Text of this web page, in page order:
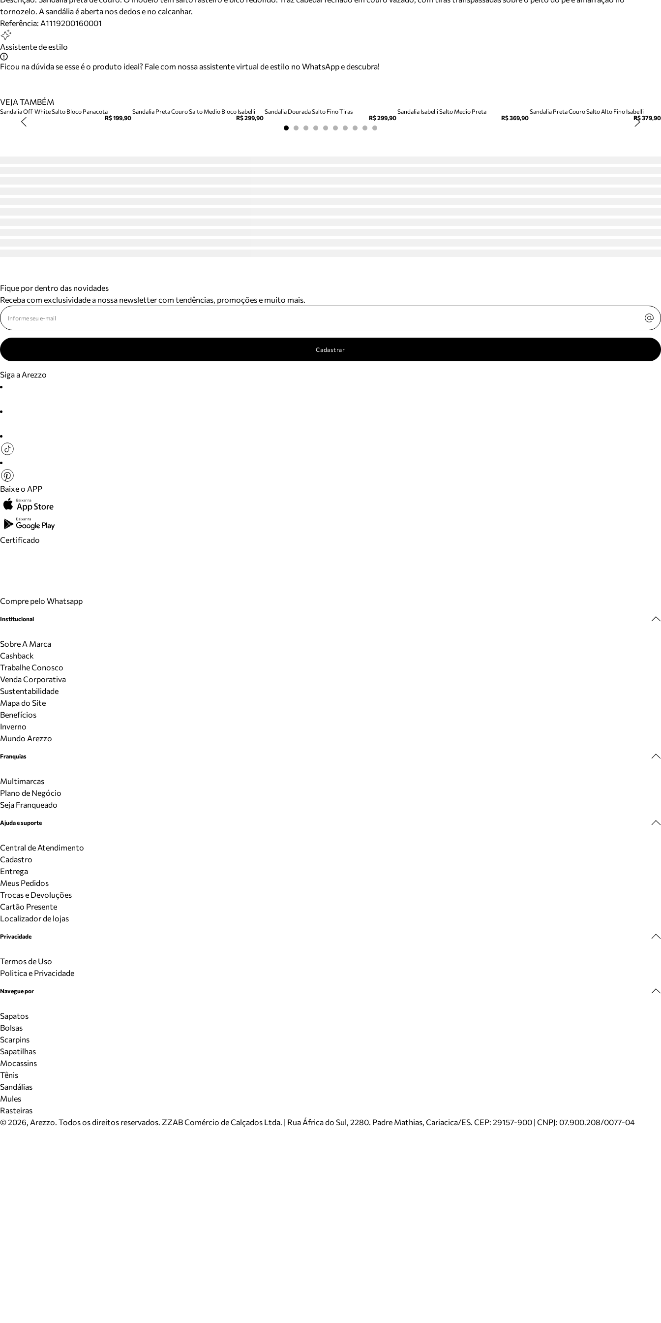
tornozelo. A sandália é aberta nos dedos e no calcanhar.
Referência: A1119200160001
Assistente de estilo
Ficou na dúvida se esse é o produto ideal? Fale com nossa assistente virtual de estilo no WhatsApp e descubra!
VEJA TAMBÉM
Sandalia Off-White Salto Bloco Panacota
R$ 199,90
Sandalia Preta Couro Salto Medio Bloco Isabelli
R$ 299,90
Sandalia Dourada Salto Fino Tiras
R$ 299,90
Sandalia Isabelli Salto Medio Preta
R$ 369,90
Sandalia Preta Couro Salto Alto Fino Isabelli
R$ 379,90
Fique por dentro das novidades
Receba com exclusividade a nossa newsletter com tendências, promoções e muito mais.
Cadastrar
Siga a Arezzo
Baixe o APP
Certificado
Compre pelo Whatsapp
Institucional
Sobre A Marca
Cashback
Trabalhe Conosco
Venda Corporativa
Sustentabilidade
Mapa do Site
Benefícios
Inverno
Mundo Arezzo
Franquias
Multimarcas
Plano de Negócio
Seja Franqueado
Ajuda e suporte
Central de Atendimento
Cadastro
Entrega
Meus Pedidos
Trocas e Devoluções
Cartão Presente
Localizador de lojas
Privacidade
Termos de Uso
Politica e Privacidade
Navegue por
Sapatos
Bolsas
Scarpins
Sapatilhas
Mocassins
Tênis
Sandálias
Mules
Rasteiras
©2026, Arezzo. Todos os direitos reservados. ZZAB Comércio de Calçados Ltda. | Rua África do Sul, 2280. Padre Mathias, Cariacica/ES. CEP: 29157-900 | CNPJ: 07.900.208/0077-04